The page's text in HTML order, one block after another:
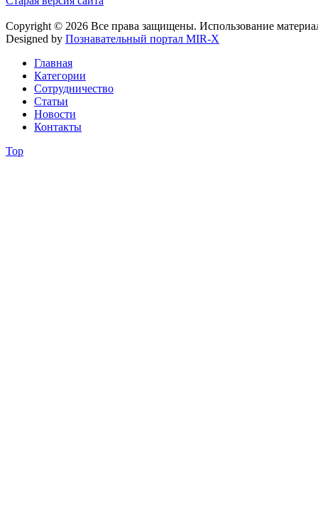
Copyright © 2026 Все права защищены. Использование
Designed by Познавательный портал MIR-X
Главная
Категории
Сотрудничество
Статьи
Новости
Контакты
Top